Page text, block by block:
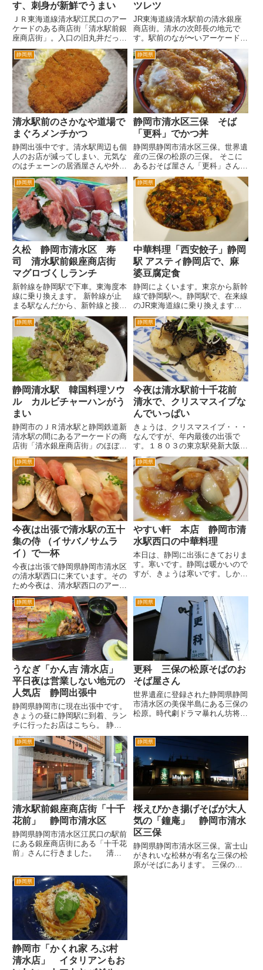
す、刺身が新鮮でうまい
ＪＲ東海道線清水駅江尻口のアー
ケードのある商店街「清水駅前銀
座商店街」。入口の旧丸井だった
ビルが解体されるそうです。カレ
ーのＣｏＣｏ壱番屋さんやカラオ
ケのシダックス、パチンコ店など
が入居していましたが、現在退去
しています。 清水駅前銀座
商...
ツレツ
JR東海道線清水駅前の清水銀座
商店街。清水の次郎長の地元で
す。駅前のなが〜いアーケードの
商店街です。 清水駅側から入っ
て比較的入口のそばにある台湾料
理専門店「小台湾」さんにやって
きました。 白を基調にした外
観。そこに中華をイメージするま
っか...
静岡県
清水駅前のさかなや道場で
まぐろメンチかつ
静岡出張中です。清水駅周辺も個
人のお店が減ってしまい、元気な
のはチェーンの居酒屋さんや外食
店ばかり。 とりあえずいつも
の清水駅江尻口の清水銀座商店街
へ。とても雰囲気のあるアーケー
ドの商店街です。もっと元気にな
ってほしい商店街です。 う
ろ...
静岡県
静岡市清水区三保 そば
「更科」でかつ丼
静岡県静岡市清水区三保。世界遺
産の三保の松原の三保。 そこに
あるおそば屋さん「更科」さん。
歩いて行けるところに三保の松原
があります。 でも観光地のお
そば屋さんというより、街中にあ
る、地元密着のお店です。観光客
は・・・あまり見たことがな
い。...
静岡県
久松 静岡市清水区 寿
司 清水駅前銀座商店街
マグロづくしランチ
新幹線を静岡駅で下車。東海度本
線に乗り換えます。 新幹線が止
まる駅なんだから、新幹線と接続
させればよいかと思うんですが、
意外と接続悪くて待たされます。
東海道線で熱海方面へ３駅乗った
ところが清水駅です。 清水駅
は、東口に出ると目の前が海。徒
歩...
静岡県
中華料理「西安餃子」静岡
駅 アスティ静岡店で、麻
婆豆腐定食
静岡によくいます。東京から新幹
線で静岡駅へ。静岡駅で、在来線
のJR東海道線に乗り換えます。
そのため待ち合わせや時間調整な
どひとと会うときなど、静岡駅界
隈で食事をすることもたまにあり
ます。 そういうときは、そ
んなにゆっくりできるほど時間...
静岡県
静岡清水駅 韓国料理ソウ
ル カルビチャーハンがう
まい
静岡市のＪＲ清水駅と静岡鉄道新
清水駅の間にあるアーケードの商
店街「清水銀座商店街」のほぼ中
央付近にある韓国料理専門店「ソ
ウル」さん。黄色い看板で、角に
あるので目立ちます。 韓国料
理は好きなんで、以前から通るた
びに気になっていたんですが、
は...
静岡県
今夜は清水駅前十千花前
清水で、クリスマスイブな
んでいっぱい
きょうは、クリスマスイブ・・・
なんですが、年内最後の出張で
す。１８０３の東京駅発新大阪行
のひかりで、静岡経由で清水へ。
清水駅に到着したころは、大
雨。東京では、まったく雨の気配
がなかったので驚きました。
清水駅前のイルミネーションは、
去...
静岡県
今夜は出張で清水駅の五十
集の侍 （イサバノサムラ
イ）で一杯
今夜は出張で静岡県静岡市清水区
の清水駅西口に来ています。その
ため今夜は、清水駅西口のアーケ
ードでお店を探索。 清水駅前
の商店街は、かなり大きな商店街
です。ちょっとやってないお店も
チラホラあるのですが、かつては
かなりにぎわっていたと思いま
す...
静岡県
やすい軒 本店 静岡市清
水駅西口の中華料理
本日は、静岡に出張にきておりま
す。寒いです。静岡は暖かいので
すが、きょうは寒いです。しかも
JR清水駅の西口をでて、階段
を降りたらすぐ左手に見えます。
一階にローソン、隣にマクドナ...
静岡県
うなぎ「かん吉 清水店」
平日夜は営業しない地元の
人気店 静岡出張中
静岡県静岡市に現在出張中です。
きょうの昼に静岡駅に到着、ラン
チに行ったお店はこちら。 静岡
市清水区の御門台付近。これ「み
かどだい」と読みます。静岡鉄道
に御門台という駅があります。
静岡市内に本店があるそうです
が、ご主人はこちら清水店で腕
を...
静岡県
更科 三保の松原そばのお
そば屋さん
世界遺産に登録された静岡県静岡
市清水区の美保半島にある三保の
松原。時代劇ドラマ暴れん坊将軍
最近この界隈へ観光でなくて仕
いえば、静岡鉄道系の静鉄ジャ
ス...
静岡県
清水駅前銀座商店街「十千
花前」 静岡市清水区
静岡県静岡市清水区江尻口の駅前
にある銀座商店街にある「十千花
前」さんに行きました。 清水
そうです。 ひらたくいうとチェ
ーン店なんです。そんな感じしな
いんですけどね。 こぎれいな
割...
静岡県
桜えびかき揚げそばが大人
気の「鐘庵」 静岡市清水
区三保
静岡県静岡市清水区三保。富士山
がきれいな松林が有名な三保の松
原がそばにあります。 三保の松
静岡県
静岡市「かくれ家 ろぶ村
清水店」 イタリアンもお